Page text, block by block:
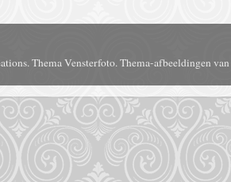
Thema Vensterfoto. Thema-afbeeldingen van